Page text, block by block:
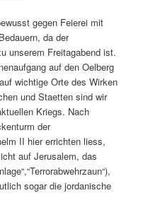
gegen Feierei mit
da der
unserem Freitagabend ist.
auf den Oelberg
wichtige Orte des Wirken
und Staetten sind wir
Kriegs. Nach
der
II hier errichten liess,
auf Jerusalem, das
sogar die jordanische